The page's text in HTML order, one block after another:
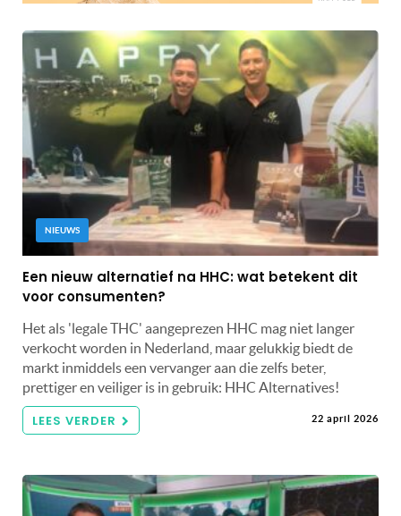
NIEUWS
Een nieuw alternatief na HHC: wat betekent dit
voor consumenten?
Het als 'legale THC' aangeprezen HHC mag niet langer
verkocht worden in Nederland, maar gelukkig biedt de
markt inmiddels een vervanger aan die zelfs beter,
prettiger en veiliger is in gebruik: HHC Alternatives!
LEES VERDER 22 april 2026